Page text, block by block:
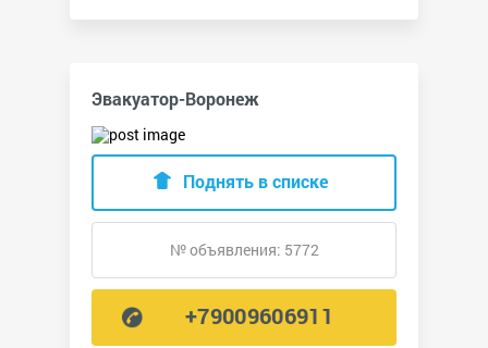
Эвакуатор-Воронеж
Поднять в списке
№ объявления: 5772
+79009606911